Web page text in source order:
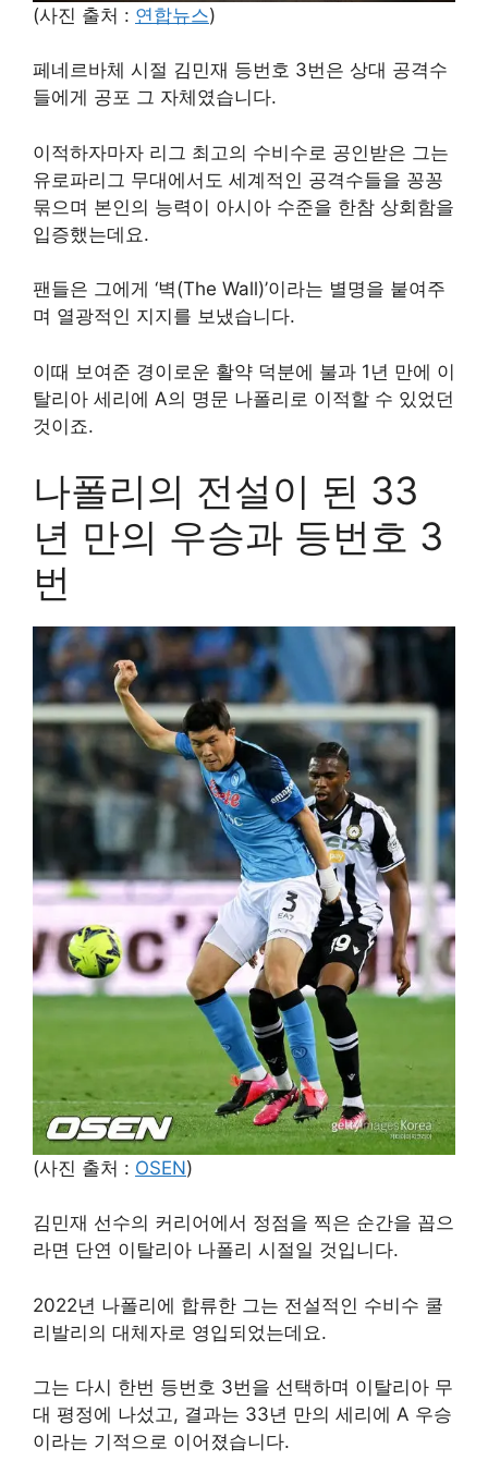
(사진 출처 : 연합뉴스)
페네르바체 시절 김민재 등번호 3번은 상대 공격수
들에게 공포 그 자체였습니다.
이적하자마자 리그 최고의 수비수로 공인받은 그는
유로파리그 무대에서도 세계적인 공격수들을 꽁꽁
묶으며 본인의 능력이 아시아 수준을 한참 상회함을
입증했는데요.
팬들은 그에게 ‘벽(The Wall)’이라는 별명을 붙여주
며 열광적인 지지를 보냈습니다.
이때 보여준 경이로운 활약 덕분에 불과 1년 만에 이
탈리아 세리에 A의 명문 나폴리로 이적할 수 있었던
것이죠.
나폴리의 전설이 된 33
년 만의 우승과 등번호 3
번
(사진 출처 : OSEN)
김민재 선수의 커리어에서 정점을 찍은 순간을 꼽으
라면 단연 이탈리아 나폴리 시절일 것입니다.
2022년 나폴리에 합류한 그는 전설적인 수비수 쿨
리발리의 대체자로 영입되었는데요.
그는 다시 한번 등번호 3번을 선택하며 이탈리아 무
대 평정에 나섰고, 결과는 33년 만의 세리에 A 우승
이라는 기적으로 이어졌습니다.